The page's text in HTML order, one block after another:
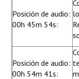
Posición de audio:
00h 45m 54s:
Posición de audio:
00h 54m 41s: